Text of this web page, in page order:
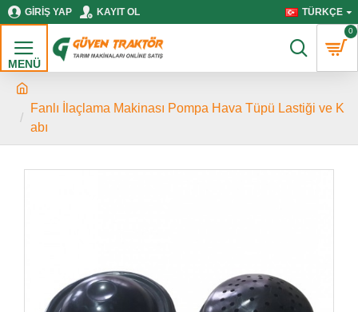
GIRIŞ YAP KAYIT OL TÜRKÇE
0
Fanlı İlaçlama Makinası Pompa Hava Tüpü Lastiği ve K
abı